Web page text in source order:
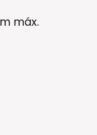
máx.